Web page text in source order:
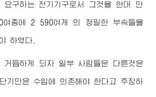
요구하는 전기기구로서 그것을 한대 만
여종에 2 590여개 의 정밀한 부속들을
하였다.
거듭하게 되자 일부 사람들은 다른것은
기만은 수입에 의존해야 한다고 주장하